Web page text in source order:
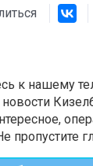
к нашему
новости
пропустите